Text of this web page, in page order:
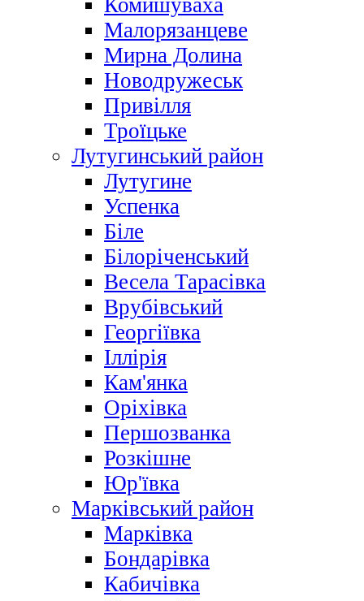
Комишуваха
Малорязанцеве
Мирна Долина
Новодружеськ
Привілля
Троїцьке
Лутугинський район
Лутугине
Успенка
Біле
Білоріченський
Весела Тарасівка
Врубівський
Георгіївка
Іллірія
Кам'янка
Оріхівка
Першозванка
Розкішне
Юр'ївка
Марківський район
Марківка
Бондарівка
Кабичівка